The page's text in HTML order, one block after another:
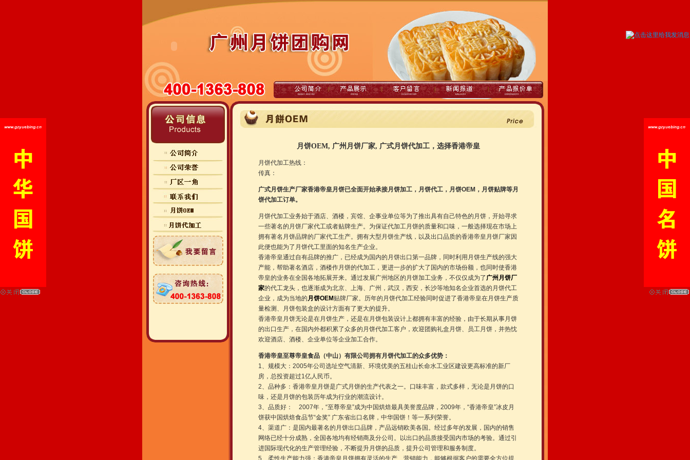
月饼OEM, 广州月饼厂家, 广式月饼代加工，选择香港帝皇
月饼代加工热线：
传真：
广式月饼生产厂家香港帝皇月饼已全面开始承接月饼加工，月饼代工，月饼OEM，月饼贴牌等月
饼代加工订单。
月饼代加工业务始于酒店、酒楼，宾馆、企事业单位等为了推出具有自己特色的月饼，开始寻求
一些著名的月饼厂家代工或者贴牌生产。为保证代加工月饼的质量和口味，一般选择现在市场上
拥有著名月饼品牌的厂家代工生产。拥有大型月饼生产线，以及出口品质的香港帝皇月饼厂家因
此便也能为了月饼代工里面的知名生产企业。
香港帝皇通过自有品牌的推广，已经成为国内的月饼出口第一品牌，同时利用月饼生产线的强大
产能，帮助著名酒店，酒楼作月饼的代加工，更进一步的扩大了国内的市场份额，也同时使香港
帝皇的业务在全国各地拓展开来。通过发展广州地区的月饼加工业务，不仅仅成为了 广州月饼厂
家的代工龙头，也逐渐成为北京、上海、广州，武汉，西安，长沙等地知名企业首选的月饼代工
企业，成为当地的月饼OEM 贴牌厂家。历年的月饼代加工经验同时促进了香港帝皇在月饼生产质
量检测、月饼包装盒的设计方面有了更大的提升。
香港帝皇月饼无论是在月饼生产，还是在月饼包装设计上都拥有丰富的经验，由于长期从事月饼
的出口生产，在国内外都积累了众多的月饼代加工客户，欢迎团购礼盒月饼、员工月饼，并热忱
欢迎酒店、酒楼、企业单位等企业加工合作。
香港帝皇至尊帝皇食品（中山）有限公司拥有月饼代加工的众多优势：
1、规模大：2005年公司选址空气清新、环境优美的五桂山长命水工业区建设更高标准的新厂
房，总投资超过1亿人民币。
2、品种多：香港帝皇月饼是广式月饼的生产代表之一。口味丰富，款式多样，无论是月饼的口
味，还是月饼的包装历年成为行业的潮流设计。
3、品质好： 2007年，“至尊帝皇”成为中国烘焙最具美誉度品牌，2009年，“香港帝皇”冰皮月
饼获中国烘焙食品节“金奖” 广东省出口名牌，中华国饼！等一系列荣誉。
4、渠道广：是国内最著名的月饼出口品牌，产品远销欧美各国。经过多年的发展，国内的销售
网络已经十分成熟，全国各地均有经销商及分公司。以出口的品质接受国内市场的考验。通过引
进国际现代化的生产管理经验，不断提升月饼的品质，提升公司管理和服务制度。
5、柔性生产能力强：香港帝皇月饼拥有灵活的生产、营销能力，能够根据客户的需要全方位提